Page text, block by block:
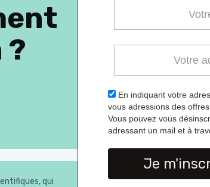
qui
En indiquant votre
vous adressions des
Vous pouvez vous
adressant un mail et à
Je